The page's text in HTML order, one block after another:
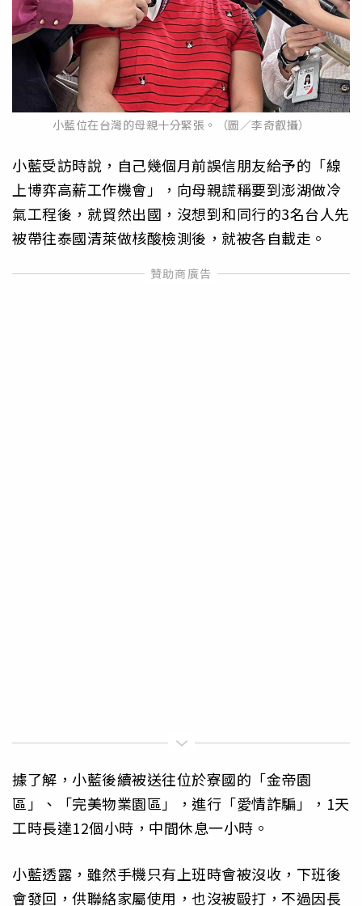
小藍位在台灣的母親十分緊張。（圖／李奇叡攝）
小藍受訪時說，自己幾個月前誤信朋友給予的「線
上博弈高薪工作機會」，向母親謊稱要到澎湖做冷
氣工程後，就貿然出國，沒想到和同行的3名台人先
被帶往泰國清萊做核酸檢測後，就被各自載走。
據了解，小藍後續被送往位於寮國的「金帝園
區」、「完美物業園區」，進行「愛情詐騙」，1天
工時長達12個小時，中間休息一小時。
小藍透露，雖然手機只有上班時會被沒收，下班後
會發回，供聯絡家屬使用，也沒被毆打，不過因長